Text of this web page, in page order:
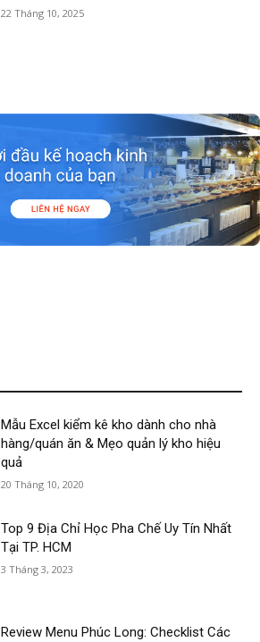
22 Tháng 10, 2025
Mẫu Excel kiểm kê kho dành cho nhà
hàng/quán ăn & Mẹo quản lý kho hiệu
quả
20 Tháng 10, 2020
Top 9 Địa Chỉ Học Pha Chế Uy Tín Nhất
Tại TP. HCM
3 Tháng 3, 2023
Review Menu Phúc Long: Checklist Các